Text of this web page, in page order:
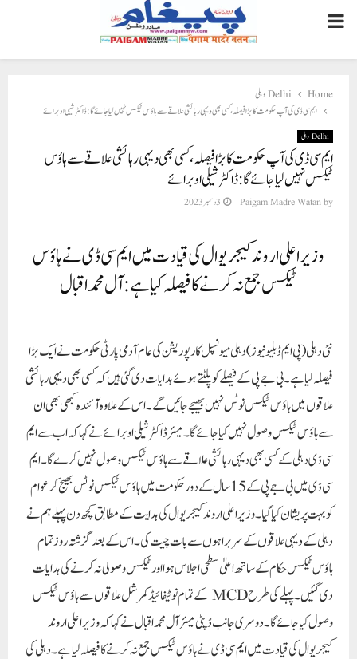
PRIMARY
MENU
Home
Delhi دہلی
ایم سی ڈی کی آپ حکومت کا بڑا فیصلہ، کسی بھی دیہی رہائشی علاقے سے ہاؤس ٹیکس نہیں لیا جائے گا: ڈاکٹر شیلی اوبرائے
Delhi دہلی
ایم سی ڈی کی آپ حکومت کا بڑا فیصلہ، کسی بھی دیہی رہائشی علاقے سے ہاؤس
ٹیکس نہیں لیا جائے گا: ڈاکٹر شیلی اوبرائے
by
Paigam Madre Watan 3 دسمبر 2023
وزیر اعلی اروند کیجریوال کی قیادت میں ایم سی ڈی نے ہاؤس
ٹیکس جمع نہ کرنے کا فیصلہ کیا ہے: آل محمد اقبال
نئی دہلی(پی ایم ڈبلیو نیوز)دہلی میونسپل کارپوریشن کی عام آدمی پارٹی حکومت نے ایک بڑا
فیصلہ لیا ہے۔ بی جے پی کے فیصلے کو پلٹتے ہوئے ہدایات دی گئی ہیں کہ کسی بھی دیہی رہائشی
علاقوں میں ہاؤس ٹیکس نوٹس نہیں بھیجے جائیں گے۔ اس کے علاوہ آئندہ کبھی بھی ان
سے ہاؤس ٹیکس وصول نہیں کیا جائے گا۔میئر ڈاکٹر شیلی اوبرائے نے کہا کہ اب سے ایم
سی ڈی دہلی کے کسی بھی دیہی رہائشی علاقے سے ہاؤس ٹیکس وصول نہیں کرے گا۔ ایم
سی ڈی میں بی جے پی کے 15 سال کے دور حکومت میں ہاؤس ٹیکس نوٹس بھیج کر عوام
کو بہت پریشان کیا گیا۔ وزیر اعلی اروند کیجریوال کی ہدایت کے مطابق کچھ دن پہلے ہم نے
دہلی کے دیہی علاقوں کے سربراہوں سے بات چیت کی۔ اس کے بعد گزشتہ روز تمام
ہاؤس ٹیکس حکام کے ساتھ اعلیٰ سطحی اجلاس ہوا اور ٹیکس وصولی نہ کرنے کی ہدایات
دی گئیں۔ پہلے کی طرح MCD کے تمام نوٹیفائیڈ کمرشل علاقوں سے ہاؤس ٹیکس
وصول کیا جائے گا۔ دوسری جانب ڈپٹی میئر آل محمد اقبال نے کہا کہ وزیر اعلی اروند
کیجریوال کی قیادت میں ایم سی ڈی نے ہاؤس ٹیکس جمع نہ کرنے کا فیصلہ لیا ہے۔دہلی کی